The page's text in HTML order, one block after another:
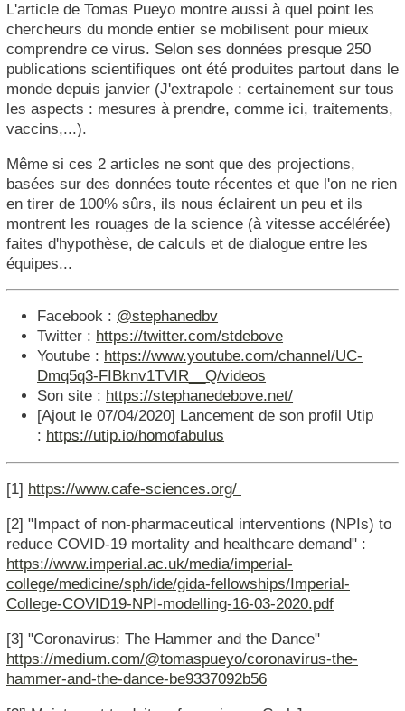
L'article de Tomas Pueyo montre aussi à quel point les
chercheurs du monde entier se mobilisent pour mieux
comprendre ce virus. Selon ses données presque 250
publications scientifiques ont été produites partout dans le
monde depuis janvier (J'extrapole : certainement sur tous
les aspects : mesures à prendre, comme ici, traitements,
vaccins,...).
Même si ces 2 articles ne sont que des projections,
basées sur des données toute récentes et que l'on ne rien
en tirer de 100% sûrs, ils nous éclairent un peu et ils
montrent les rouages de la science (à vitesse accélérée)
faites d'hypothèse, de calculs et de dialogue entre les
équipes...
Facebook : @stephanedbv
Twitter : https://twitter.com/stdebove
Youtube : https://www.youtube.com/channel/UC-
Dmq5q3-FIBknv1TVIR__Q/videos
Son site : https://stephanedebove.net/
[Ajout le 07/04/2020] Lancement de son profil Utip
: https://utip.io/homofabulus
[1] https://www.cafe-sciences.org/
[2] "Impact of non-pharmaceutical interventions (NPIs) to
reduce COVID-19 mortality and healthcare demand" :
https://www.imperial.ac.uk/media/imperial-
college/medicine/sph/ide/gida-fellowships/Imperial-
College-COVID19-NPI-modelling-16-03-2020.pdf
[3] "Coronavirus: The Hammer and the Dance"
https://medium.com/@tomaspueyo/coronavirus-the-
hammer-and-the-dance-be9337092b56